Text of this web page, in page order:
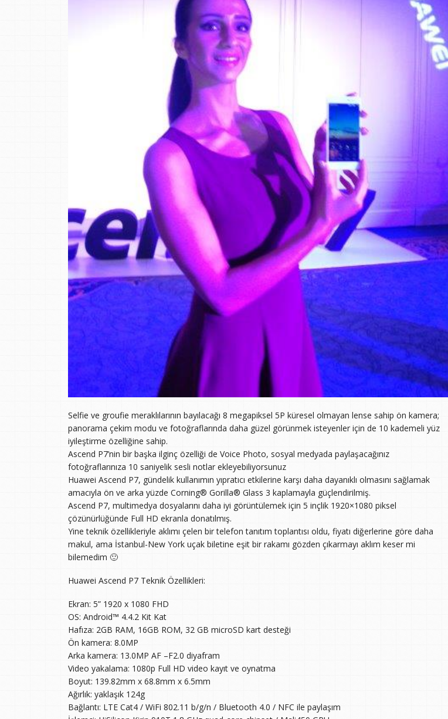
Selfie ve groufie meraklılarının bayılacağı 8 megapiksel 5P küresel olmayan lense sahip ön kamera;
panorama çekim modu ve fotoğraflarında daha güzel görünmek isteyenler için de 10 kademeli yüz
iyileştirme özelliğine sahip.
Ascend P7’nin bir başka ilginç özelliği de Voice Photo, sosyal medyada paylaşacağınız
fotoğraflarınıza 10 saniyelik sesli notlar ekleyebiliyorsunuz
Huawei Ascend P7, gündelik kullanımın yıpratıcı etkilerine karşı daha dayanıklı olmasını sağlamak
amacıyla ön ve arka yüzde Corning® Gorilla® Glass 3 kaplamayla güçlendirilmiş.
Ascend P7, multimedya dosyalarını daha iyi görüntülemek için 5 inçlik 1920×1080 piksel
çözünürlüğünde Full HD ekranla donatılmış.
Yine teknik özellikleriyle aklımı çelen bir telefon tanıtım toplantısı oldu, fiyatı diğerlerine göre daha
makul, ama İstanbul-New York uçak biletine eşit bir rakamı gözden çıkarmayı aklım keser mi
bilemedim 🙂
Huawei Ascend P7 Teknik Özellikleri:
Ekran: 5” 1920 x 1080 FHD
OS: Android™ 4.4.2 Kit Kat
Hafıza: 2GB RAM, 16GB ROM, 32 GB microSD kart desteği
Ön kamera: 8.0MP
Arka kamera: 13.0MP AF –F2.0 diyafram
Video yakalama: 1080p Full HD video kayıt ve oynatma
Boyut: 139.82mm x 68.8mm x 6.5mm
Ağırlık: yaklaşık 124g
Bağlantı: LTE Cat4 / WiFi 802.11 b/g/n / Bluetooth 4.0 / NFC ile paylaşım